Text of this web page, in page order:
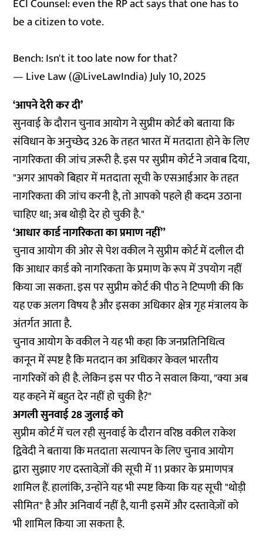
ECI Counsel: even the RP act says that one has to
be a citizen to vote.
Bench: Isn't it too late now for that?
— Live Law (@LiveLawIndia)July 10, 2025
‘आपने देरी कर दी’
सुनवाई के दौरान चुनाव आयोग ने सुप्रीम कोर्ट को बताया कि
संविधान के अनुच्छेद 326 के तहत भारत में मतदाता होने के लिए
नागरिकता की जांच ज़रूरी है. इस पर सुप्रीम कोर्ट ने जवाब दिया,
"अगर आपको बिहार में मतदाता सूची के एसआईआर के तहत
नागरिकता की जांच करनी है, तो आपको पहले ही कदम उठाना
चाहिए था; अब थोड़ी देर हो चुकी है."
‘आधार कार्ड नागरिकता का प्रमाण नहीं”
चुनाव आयोग की ओर से पेश वकील ने सुप्रीम कोर्ट में दलील दी
कि आधार कार्ड को नागरिकता के प्रमाण के रूप में उपयोग नहीं
किया जा सकता. इस पर सुप्रीम कोर्ट की पीठ ने टिप्पणी की कि
यह एक अलग विषय है और इसका अधिकार क्षेत्र गृह मंत्रालय के
अंतर्गत आता है.
चुनाव आयोग के वकील ने यह भी कहा कि जनप्रतिनिधित्व
कानून में स्पष्ट है कि मतदान का अधिकार केवल भारतीय
नागरिकों को ही है. लेकिन इस पर पीठ ने सवाल किया, "क्या अब
यह कहने में बहुत देर नहीं हो चुकी है?"
अगली सुनवाई 28 जुलाई को
सुप्रीम कोर्ट में चल रही सुनवाई के दौरान वरिष्ठ वकील राकेश
द्विवेदी ने बताया कि मतदाता सत्यापन के लिए चुनाव आयोग
द्वारा सुझाए गए दस्तावेज़ों की सूची में 11 प्रकार के प्रमाणपत्र
शामिल हैं. हालांकि, उन्होंने यह भी स्पष्ट किया कि यह सूची "थोड़ी
सीमित" है और अनिवार्य नहीं है, यानी इसमें और दस्तावेज़ों को
भी शामिल किया जा सकता है.